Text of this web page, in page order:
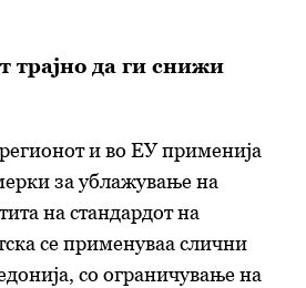
трајно да ги снижи
и во ЕУ применија
за ублажување на
на стандардот на
се применуваа слични
со ограничување на